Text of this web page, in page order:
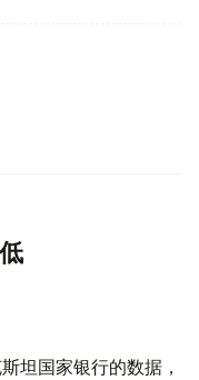
坦国家银行的数据，